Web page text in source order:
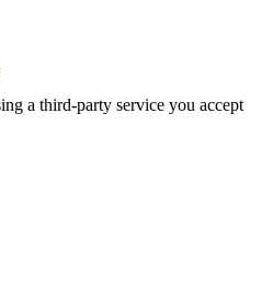
a third-party service you accept